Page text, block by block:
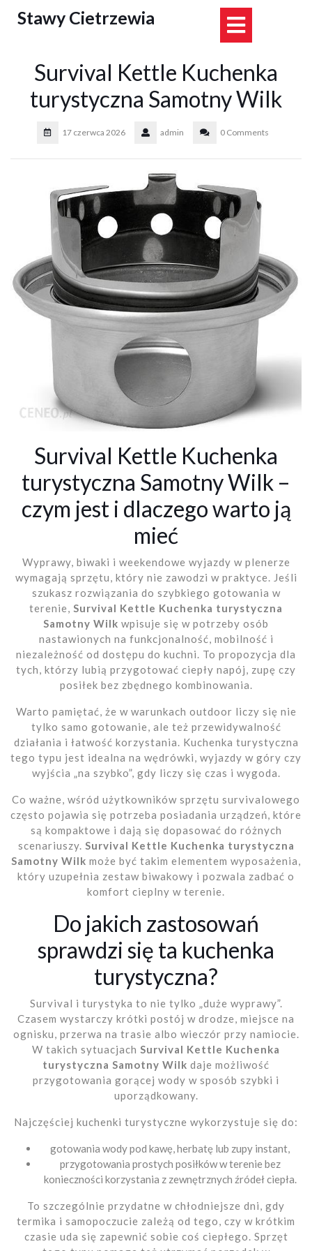
Stawy Cietrzewia
Survival Kettle Kuchenka
turystyczna Samotny Wilk
17 czerwca 2026 admin 0 Comments
Survival Kettle Kuchenka
turystyczna Samotny Wilk –
czym jest i dlaczego warto ją
mieć
Wyprawy, biwaki i weekendowe wyjazdy w plenerze
wymagają sprzętu, który nie zawodzi w praktyce. Jeśli
szukasz rozwiązania do szybkiego gotowania w
terenie, Survival Kettle Kuchenka turystyczna
Samotny Wilk wpisuje się w potrzeby osób
nastawionych na funkcjonalność, mobilność i
niezależność od dostępu do kuchni. To propozycja dla
tych, którzy lubią przygotować ciepły napój, zupę czy
posiłek bez zbędnego kombinowania.
Warto pamiętać, że w warunkach outdoor liczy się nie
tylko samo gotowanie, ale też przewidywalność
działania i łatwość korzystania. Kuchenka turystyczna
tego typu jest idealna na wędrówki, wyjazdy w góry czy
wyjścia „na szybko”, gdy liczy się czas i wygoda.
Co ważne, wśród użytkowników sprzętu survivalowego
często pojawia się potrzeba posiadania urządzeń, które
są kompaktowe i dają się dopasować do różnych
scenariuszy. Survival Kettle Kuchenka turystyczna
Samotny Wilk może być takim elementem wyposażenia,
który uzupełnia zestaw biwakowy i pozwala zadbać o
komfort cieplny w terenie.
Do jakich zastosowań
sprawdzi się ta kuchenka
turystyczna?
Survival i turystyka to nie tylko „duże wyprawy”.
Czasem wystarczy krótki postój w drodze, miejsce na
ognisku, przerwa na trasie albo wieczór przy namiocie.
W takich sytuacjach Survival Kettle Kuchenka
turystyczna Samotny Wilk daje możliwość
przygotowania gorącej wody w sposób szybki i
uporządkowany.
Najczęściej kuchenki turystyczne wykorzystuje się do:
gotowania wody pod kawę, herbatę lub zupy instant,
przygotowania prostych posiłków w terenie bez
konieczności korzystania z zewnętrznych źródeł ciepła.
To szczególnie przydatne w chłodniejsze dni, gdy
termika i samopoczucie zależą od tego, czy w krótkim
czasie uda się zapewnić sobie coś ciepłego. Sprzęt